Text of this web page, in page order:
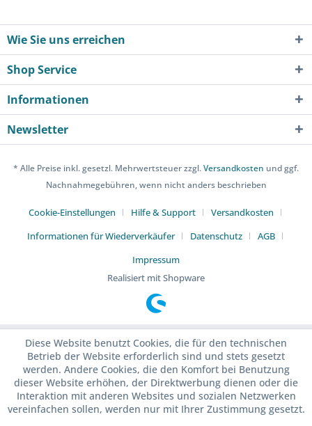
Wie Sie uns erreichen
Shop Service
Informationen
Newsletter
* Alle Preise inkl. gesetzl. Mehrwertsteuer zzgl.Versandkosten und ggf.
Nachnahmegebühren, wenn nicht anders beschrieben
Cookie-Einstellungen Hilfe & Support
Versandkosten
Informationen für Wiederverkäufer
Datenschutz
AGB
Impressum
Realisiert mit Shopware
Diese Website benutzt Cookies, die für den technischen
Betrieb der Website erforderlich sind und stets gesetzt
werden. Andere Cookies, die den Komfort bei Benutzung
dieser Website erhöhen, der Direktwerbung dienen oder die
Interaktion mit anderen Websites und sozialen Netzwerken
vereinfachen sollen, werden nur mit Ihrer Zustimmung gesetzt.